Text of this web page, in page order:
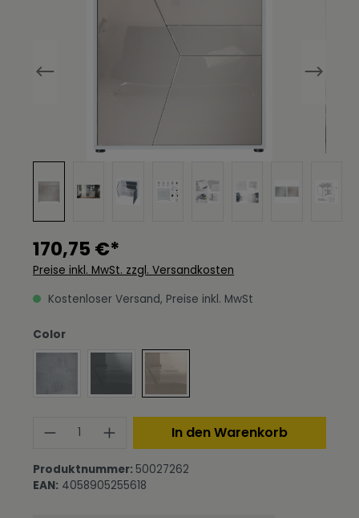
170,75 €*
Preise inkl. MwSt. zzgl. Versandkosten
Kostenloser Versand, Preise inkl. MwSt
Colorauswählen
Produkt Anzahl: Gib den
In den Warenkorb
Produktnummer: 50027262
EAN: 4058905255618